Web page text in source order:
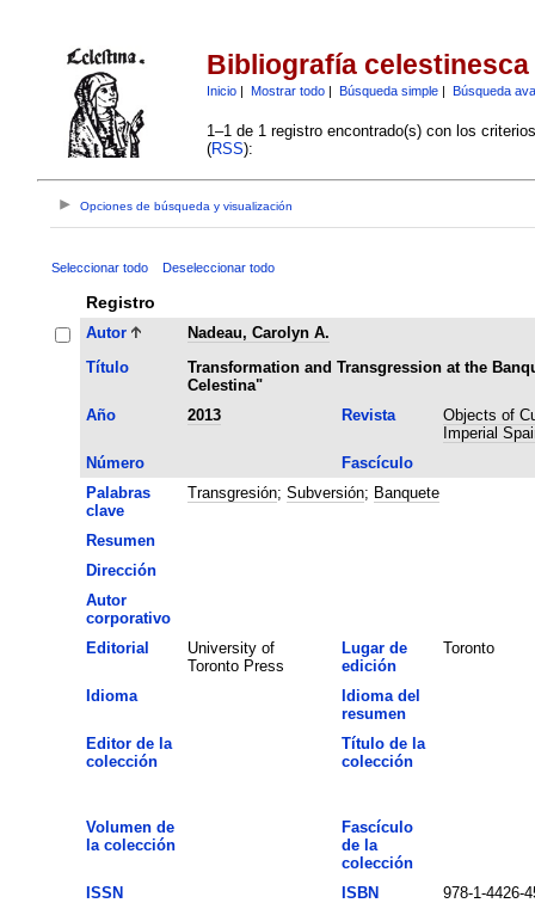
Bibliografía celestinesca
Inicio| Mostrar todo| Búsqueda simple| Búsqueda
1–1 de 1 registro encontrado(s) con los
(RSS):
Opciones de búsqueda y visualización
Seleccionar todo Deseleccionar todo
Registro
Autor
Nadeau, Carolyn A.
Título
Transformation and Transgression at the
Celestina"
Año
2013 Revista
Objects of
Imperial
Número
Fascículo
Palabras
clave
Transgresión; Subversión; Banquete
Resumen
Dirección
Autor
corporativo
Editorial
University of
Toronto Press
Lugar de
edición
Toronto
Idioma
Idioma del
resumen
Editor de la
colección
Título de la
colección
Volumen de
la colección
Fascículo
de la
colección
ISSN
ISBN
978-1-4426-